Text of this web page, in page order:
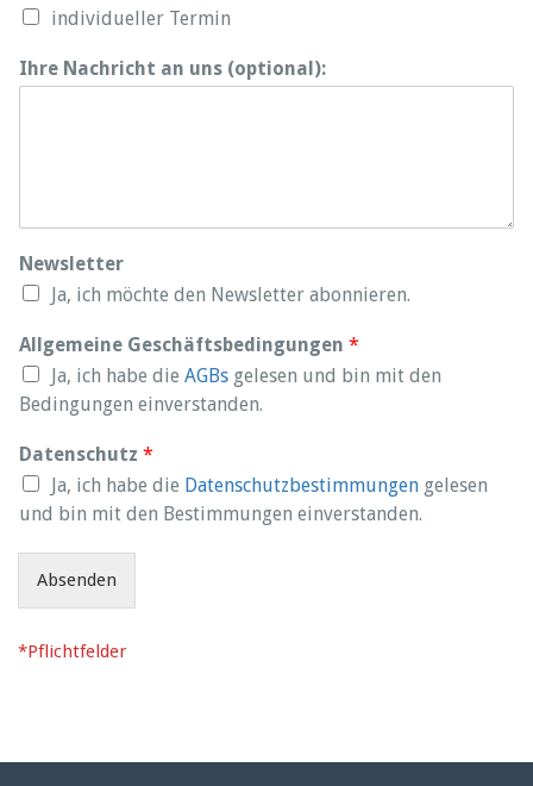
individueller Termin
Ihre Nachricht an uns (optional):
Newsletter
Ja, ich möchte den Newsletter abonnieren.
Allgemeine Geschäftsbedingungen *
Ja, ich habe die AGBs gelesen und bin mit den
Bedingungen einverstanden.
Datenschutz *
Ja, ich habe die Datenschutzbestimmungen gelesen
und bin mit den Bestimmungen einverstanden.
Absenden
*Pflichtfelder